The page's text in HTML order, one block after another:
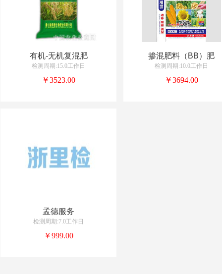
有机-无机复混肥
检测周期:15.0工作日
￥3523.00
掺混肥料（BB）肥
检测周期:10.0工作日
￥3694.00
孟德服务
检测周期:7.0工作日
￥999.00